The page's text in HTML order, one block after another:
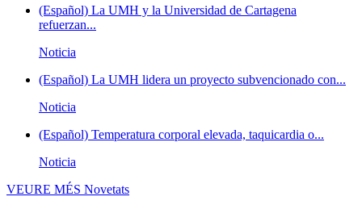
(Español) La UMH y la Universidad de Cartagena
refuerzan...
Noticia
(Español) La UMH lidera un proyecto subvencionado con...
Noticia
(Español) Temperatura corporal elevada, taquicardia o...
Noticia
VEURE MÉS Novetats